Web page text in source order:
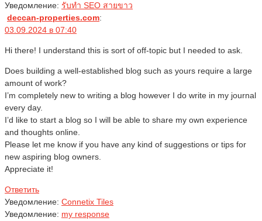
Уведомление: รับทำ SEO สายขาว
deccan-properties.com:
03.09.2024 в 07:40
Hi there! I understand this is sort of off-topic but I needed to ask.
Does building a well-established blog such as yours require a large
amount of work?
I’m completely new to writing a blog however I do write in my journal
every day.
I’d like to start a blog so I will be able to share my own experience
and thoughts online.
Please let me know if you have any kind of suggestions or tips for
new aspiring blog owners.
Appreciate it!
Ответить
Уведомление: Connetix Tiles
Уведомление: my response